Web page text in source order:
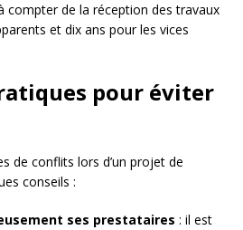
compter de la réception des travaux
et dix ans pour les vices
pour éviter
de conflits lors d’un projet de
conseils :
ses prestataires : il est